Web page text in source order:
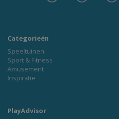
Categorieën
Speeltuinen
Sport & Fitness
Amusement
Inspiratie
PlayAdvisor